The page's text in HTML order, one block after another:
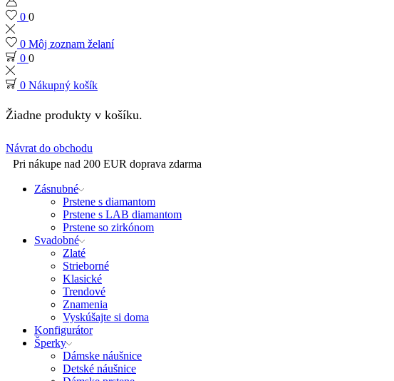
0 0
0 Môj zoznam želaní
0 0
0 Nákupný košík
Žiadne produkty v košíku.
Návrat do obchodu
Pri nákupe nad 200 EUR doprava zdarma
Zásnubné
Prstene s diamantom
Prstene s LAB diamantom
Prstene so zirkónom
Svadobné
Zlaté
Strieborné
Klasické
Trendové
Znamenia
Vyskúšajte si doma
Konfigurátor
Šperky
Dámske náušnice
Detské náušnice